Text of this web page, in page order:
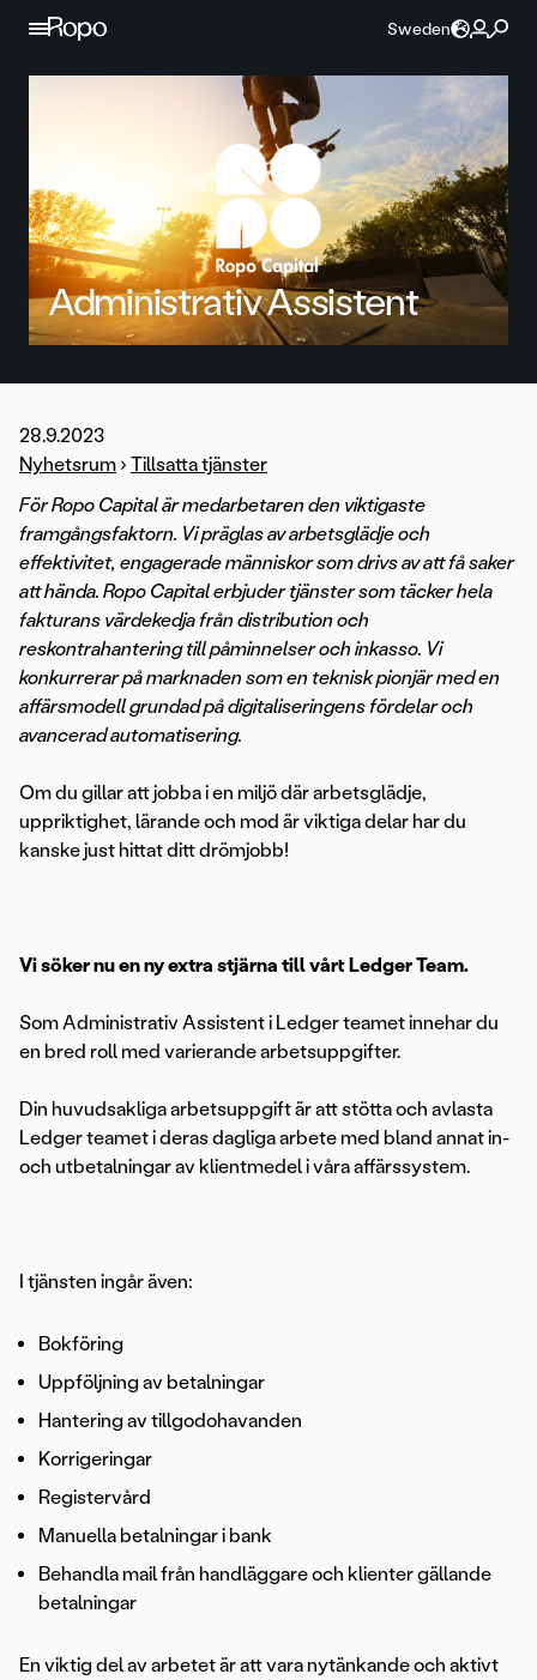
Hoppa till innehållet
Sweden
Administrativ Assistent
28.9.2023
Nyhetsrum › Tillsatta tjänster
För Ropo Capital är medarbetaren den viktigaste
framgångsfaktorn. Vi präglas av arbetsglädje och
effektivitet, engagerade människor som drivs av att få saker
att hända. Ropo Capital erbjuder tjänster som täcker hela
fakturans värdekedja från distribution och
reskontrahantering till påminnelser och inkasso. Vi
konkurrerar på marknaden som en teknisk pionjär med en
affärsmodell grundad på digitaliseringens fördelar och
avancerad automatisering.
Om du gillar att jobba i en miljö där arbetsglädje,
uppriktighet, lärande och mod är viktiga delar har du
kanske just hittat ditt drömjobb!
Vi söker nu en ny extra stjärna till vårt Ledger Team.
Som Administrativ Assistent i Ledger teamet innehar du
en bred roll med varierande arbetsuppgifter.
Din huvudsakliga arbetsuppgift är att stötta och avlasta
Ledger teamet i deras dagliga arbete med bland annat in-
och utbetalningar av klientmedel i våra affärssystem.
I tjänsten ingår även:
Bokföring
Uppföljning av betalningar
Hantering av tillgodohavanden
Korrigeringar
Registervård
Manuella betalningar i bank
Behandla mail från handläggare och klienter gällande
betalningar
En viktig del av arbetet är att vara nytänkande och aktivt